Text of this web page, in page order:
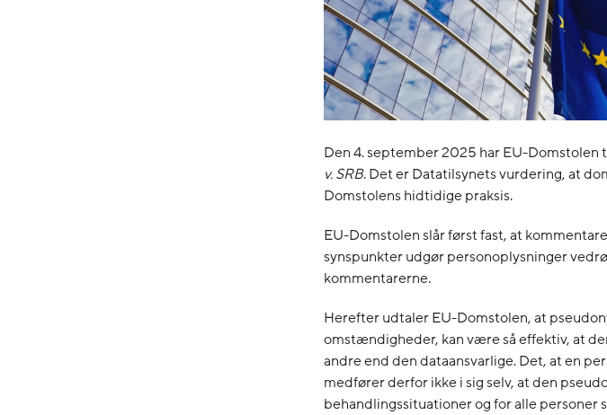
Den 4. september 2025 har EU-Domstolen
v.SRB. Det er Datatilsynets vurdering, at
Domstolens hidtidige praksis.
EU-Domstolen slår først fast, at
synspunkter udgør personoplysninger
kommentarerne.
Herefter udtaler EU-Domstolen, at
omstændigheder, kan være så effektiv, at
andre end den dataansvarlige. Det, at en
medfører derfor ikke i sig selv, at den
behandlingssituationer og for alle personer